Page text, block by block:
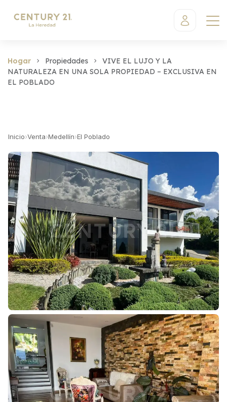
Hogar Propiedades
VIVE EL LUJO Y LA
NATURALEZA EN UNA SOLA PROPIEDAD – EXCLUSIVA EN
EL POBLADO
Inicio›Venta›Medellín›El Poblado